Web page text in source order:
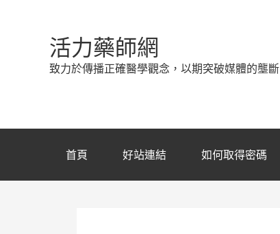
活力藥師網
致力於傳播正確醫學觀念，以期突破媒體的壟斷
首頁 好站連結 如何取得密碼